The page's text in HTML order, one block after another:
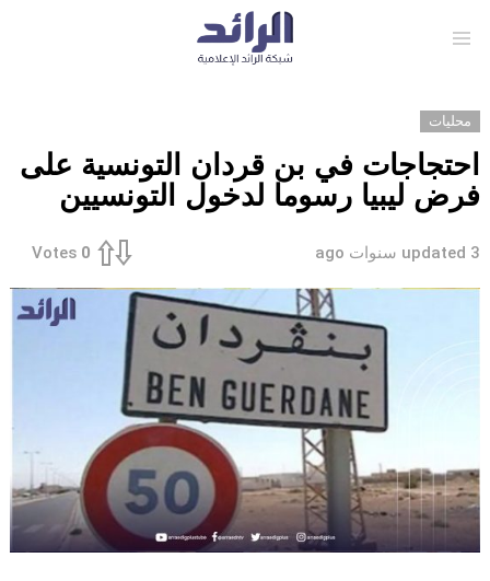
محليات
احتجاجات في بن قردان التونسية على
فرض ليبيا رسوما لدخول التونسيين
updated 3 سنوات ago 0
Votes